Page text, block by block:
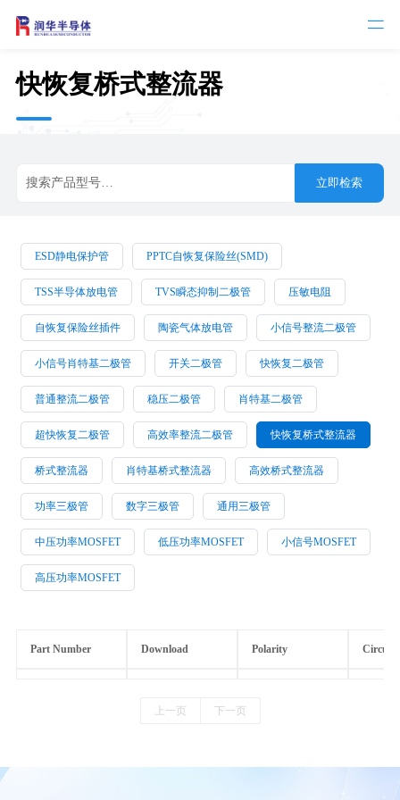

快恢复桥式整流器
立即检索
ESD静电保护管 PPTC自恢复保险丝(SMD)
TSS半导体放电管 TVS瞬态抑制二极管 压敏电阻
自恢复保险丝插件 陶瓷气体放电管 小信号整流二极管
小信号肖特基二极管 开关二极管 快恢复二极管
普通整流二极管 稳压二极管 肖特基二极管
超快恢复二极管 高效率整流二极管 快恢复桥式整流器
桥式整流器 肖特基桥式整流器 高效桥式整流器
功率三极管 数字三极管 通用三极管
中压功率MOSFET 低压功率MOSFET 小信号MOSFET
高压功率MOSFET
Part Number Download Polarity Circuit
上一页 下一页